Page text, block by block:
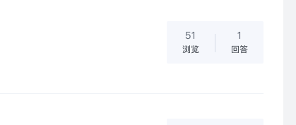
51
浏览
1
回答